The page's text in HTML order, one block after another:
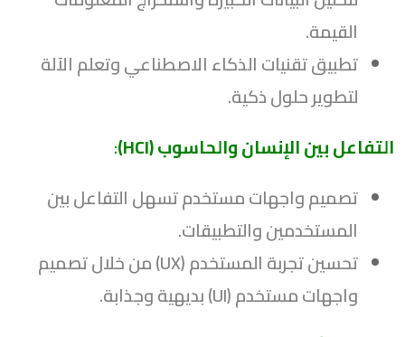
القيمة.
تطبيق تقنيات الذكاء الاصطناعي وتعلم الآلة
لتطوير حلول ذكية.
التفاعل بين الإنسان والحاسوب (HCI)
:
تصميم واجهات مستخدم تسهل التفاعل بين
المستخدمين والتطبيقات.
تحسين تجربة المستخدم (UX) من خلال تصميم
واجهات مستخدم (UI) بديهية وجذابة.